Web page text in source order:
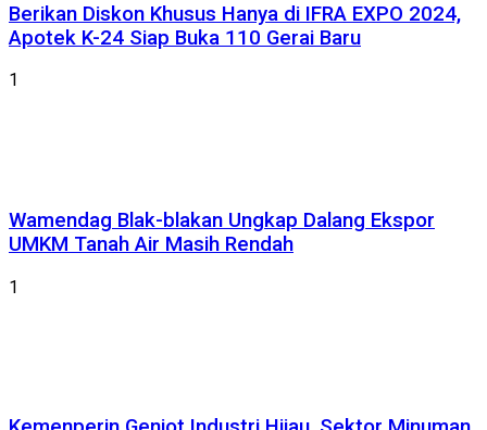
Berikan Diskon Khusus Hanya di IFRA EXPO 2024,
Apotek K-24 Siap Buka 110 Gerai Baru
1
Wamendag Blak-blakan Ungkap Dalang Ekspor
UMKM Tanah Air Masih Rendah
1